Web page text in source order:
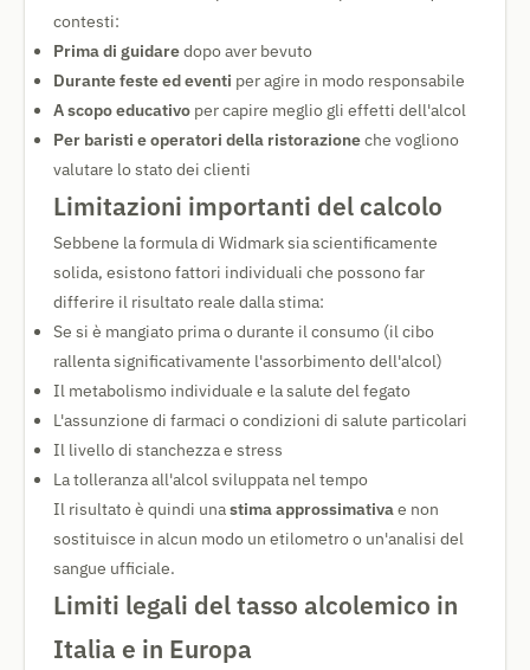
contesti:
Prima di guidaredopo aver bevuto
Durante feste ed eventi per agire in modo responsabile
A scopo educativo per capire meglio gli effetti dell'alcol
Per baristi e operatori della ristorazioneche vogliono
valutare lo stato dei clienti
Limitazioni importanti del calcolo
Sebbene la formula di Widmark sia scientificamente
solida, esistono fattori individuali che possono far
differire il risultato reale dalla stima:
Se si è mangiato prima o durante il consumo (il cibo
rallenta significativamente l'assorbimento dell'alcol)
Il metabolismo individuale e la salute del fegato
L'assunzione di farmaci o condizioni di salute particolari
Il livello di stanchezza e stress
La tolleranza all'alcol sviluppata nel tempo
Il risultato è quindi unastima approssimativae non
sostituisce in alcun modo un etilometro o un'analisi del
sangue ufficiale.
Limiti legali del tasso alcolemico in
Italia e in Europa